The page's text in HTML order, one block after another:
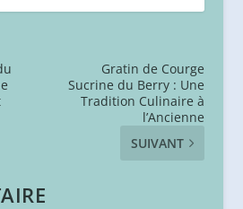
Gratin de Courge
Sucrine du Berry : Une
Tradition Culinaire à
l’Ancienne
SUIVANT